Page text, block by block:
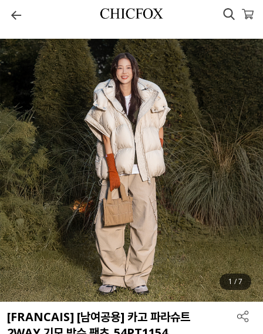
1/7
[FRANCAIS] [남여공용] 카고 파라슈트